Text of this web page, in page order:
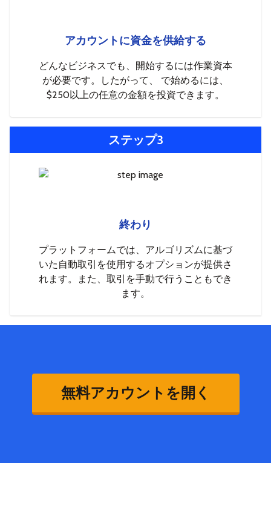
アカウントに資金を供給する
どんなビジネスでも、開始するには作業資本
が必要です。したがって、 で始めるには、
$250以上の任意の金額を投資できます。
ステップ3
終わり
プラットフォームでは、アルゴリズムに基づ
いた自動取引を使用するオプションが提供さ
れます。また、取引を手動で行うこともでき
ます。
無料アカウントを開く